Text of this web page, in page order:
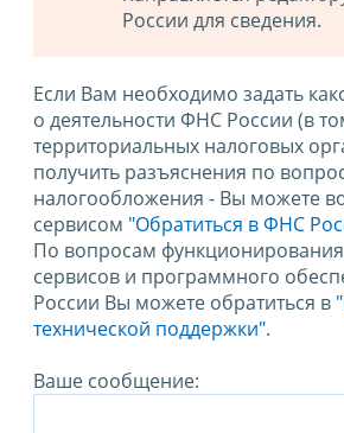
России для сведения.
Если Вам необходимо задать
о деятельности ФНС России (в
территориальных налоговых
получить разъяснения по
налогообложения - Вы можете
сервисом "Обратиться в ФНС
По вопросам
сервисов и программного
России Вы можете обратиться в
технической поддержки".
Ваше сообщение: